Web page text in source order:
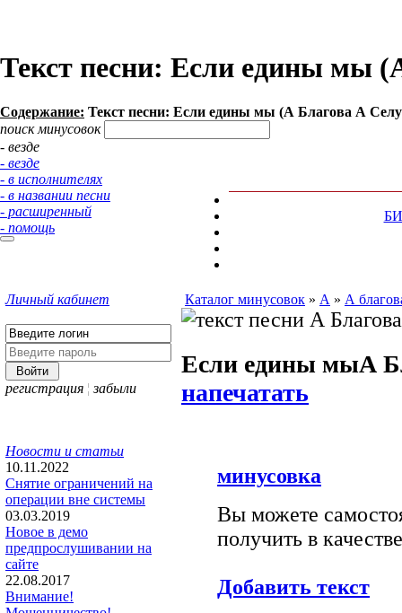
Текст песни: Если едины мы
Содержание: Текст песни: Если едины мы (А Благова А
поиск минусовок
- везде
- везде
- в исполнителях
- в названии песни
- расширенный
- помощь
Личный кабинет
регистрация ¦ забыли
Новости и статьи
10.11.2022
Снятие ограничений на
операции вне системы
03.03.2019
Новое в демо
предпрослушивании на
сайте
22.08.2017
Внимание!
Каталог минусовок » А » А
Если едины мыА
напечатать
минусовка
Вы можете
получить в
Добавить текст